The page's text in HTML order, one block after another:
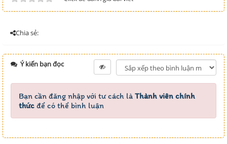
Chia sẻ:
Ý kiến bạn đọc
Bạn cần đăng nhập với tư cách là Thành viên chính
thức để có thể bình luận